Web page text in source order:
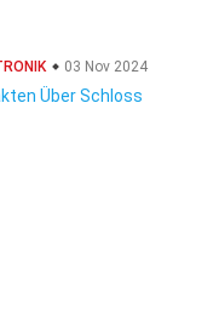
03 Nov 2024
Über Schloss